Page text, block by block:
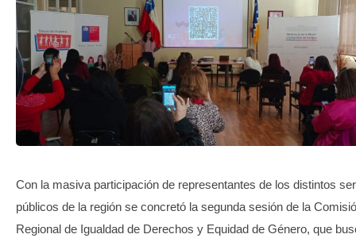
GALERIA DE FOTOS
APP MÓVIL
TRANSPARENCIA
Con la masiva participación de representantes de los distintos
públicos de la región se concretó la segunda sesión de la
Regional de Igualdad de Derechos y Equidad de Género, que